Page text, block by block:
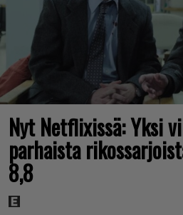
Nyt Netflixissä: Yksi
parhaista
8,8